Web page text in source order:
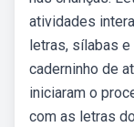
atividades
letras, sílabas e
caderninho de
iniciaram o
com as letras